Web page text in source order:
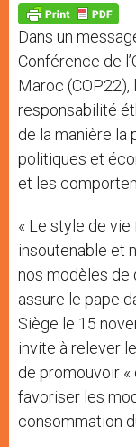
p
p
g
e
r
o
k
Dans un
Conférence de
Maroc (COP22),
responsabilité
de la manière la
politiques et
et les
« Le style de
insoutenable et
nos modèles de
assure le pape
Siège le 15
invite à relever
de promouvoir
favoriser les
consommation